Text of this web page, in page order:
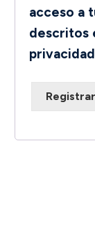
acceso a
descritos
privacidad